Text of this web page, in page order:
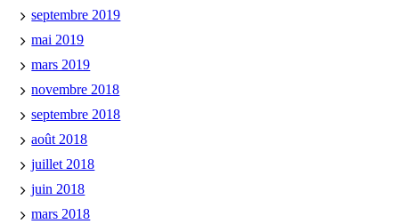
septembre 2019
mai 2019
mars 2019
novembre 2018
septembre 2018
août 2018
juillet 2018
juin 2018
mars 2018